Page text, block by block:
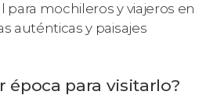
mochileros y viajeros en
auténticas y paisajes
época para visitarlo?